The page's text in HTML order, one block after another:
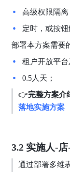
高级权限隔离
定时，或按
部署本方案需要
租户开放平台
0.5人天；
👉完整方案介
落地实施方案
3.2 实施人-
通过部署多维